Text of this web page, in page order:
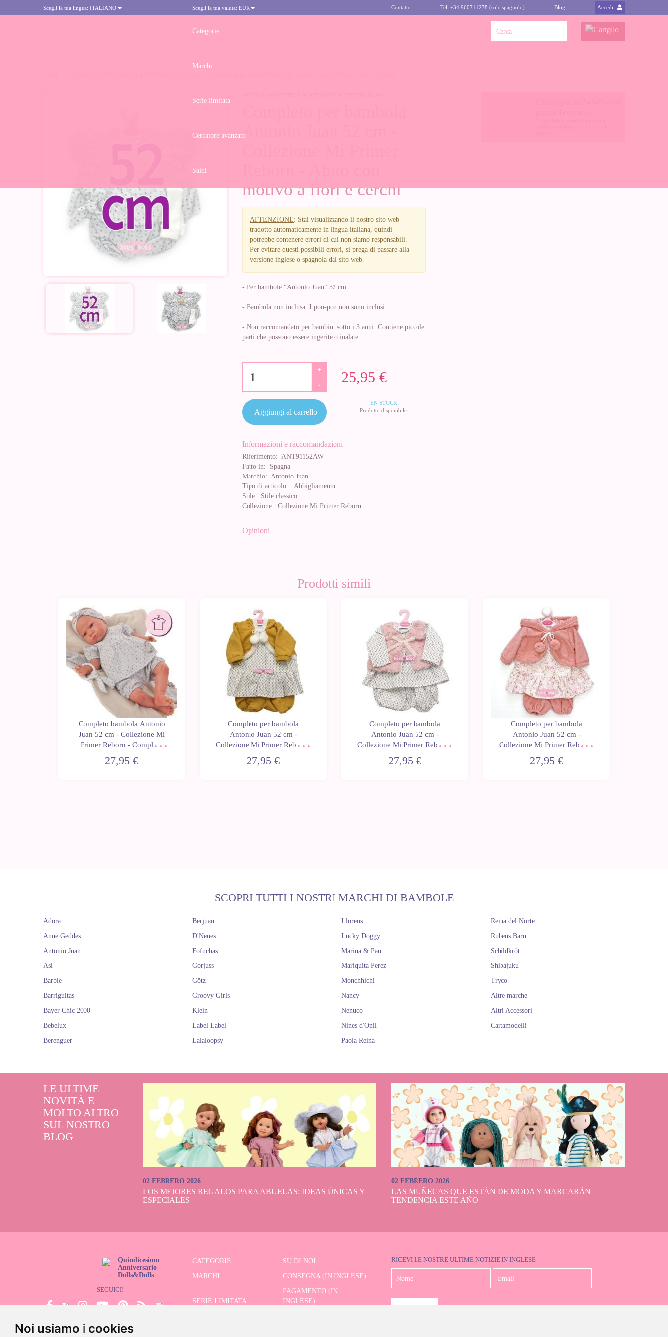
Noi usiamo i cookies
Scegli la tua lingua: ITALIANO Scegli la tua valuta: EUR Contatto Tel: +34 960711278 (solo spagnolo) Blog Accedi
Categorie
Marchi
Serie limitata
Cercatore avanzato
Saldi
0
Antonio Juan 52 cm -
motivo a fiori e cerchi
ATTENZIONE: Stai visualizzando il nostro sito web
tradotto automaticamente in lingua italiana, quindi
potrebbe contenere errori di cui non siamo responsabili.
Per evitare questi possibili errori, si prega di passare alla
versione inglese o spagnola dal sito web.
- Per bambole "Antonio Juan" 52 cm.
- Bambola non inclusa. I pon-pon non sono inclusi.
- Non raccomandato per bambini sotto i 3 anni. Contiene piccole
parti che possono essere ingerite o inalate.
25,95 €
+
-
EN STOCK
Prodotto disponibile.
Aggiungi al carrello
Informazioni e raccomandazioni
Riferimento: ANT91152AW
Fatto in: Spagna
Marchio: Antonio Juan
Tipo di articolo : Abbigliamento
Stile: Stile classico
Collezione: Collezione Mi Primer Reborn
Opinioni
Prodotti simili
Completo bambola Antonio
Juan 52 cm - Collezione Mi
Primer Reborn - Completo
massaggiagengive
27,95 €
Completo per bambola
Antonio Juan 52 cm -
Collezione Mi Primer Reborn -
senape
27,95 €
Completo per bambola
Antonio Juan 52 cm -
Collezione Mi Primer Reborn -
rosa
27,95 €
Completo per bambola
Antonio Juan 52 cm -
Collezione Mi Primer Reborn -
chiaro
27,95 €
SCOPRI TUTTI I NOSTRI MARCHI DI BAMBOLE
Adora
Anne Geddes
Antonio Juan
Así
Barbie
Barriguitas
Bayer Chic 2000
Bebelux
Berenguer
Berjuan
D'Nenes
Fofuchas
Gorjuss
Götz
Groovy Girls
Klein
Label Label
Lalaloopsy
Llorens
Lucky Doggy
Marina & Pau
Mariquita Perez
Monchhichi
Nancy
Nenuco
Nines d'Onil
Paola Reina
Reina del Norte
Rubens Barn
Schildkröt
Shibajuku
Tryco
Altre marche
Altri Accessori
Cartamodelli
LE ULTIME
NOVITÀ E
MOLTO ALTRO
SUL NOSTRO
BLOG
02 FEBRERO 2026
LOS MEJORES REGALOS PARA ABUELAS: IDEAS ÚNICAS Y
ESPECIALES
02 FEBRERO 2026
LAS MUÑECAS QUE ESTÁN DE MODA Y MARCARÁN
TENDENCIA ESTE AÑO
Quindicesimo
Anniversario
Dolls&Dolls
SEGUICI!
CATEGORIE
SU DI NOI
MARCHI
CONSEGNA (IN INGLESE)
SERIE LIMITATA
PAGAMENTO (IN
INGLESE)
RICEVI LE NOSTRE ULTIME NOTIZIE IN INGLESE